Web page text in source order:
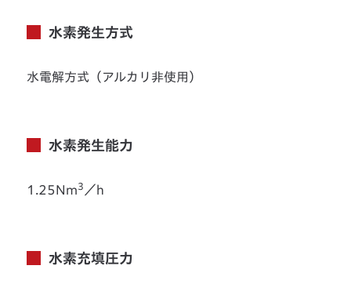
水素発生方式
水電解方式（アルカリ非使用）
水素発生能力
1.25Nm3 ／h
水素充填圧力